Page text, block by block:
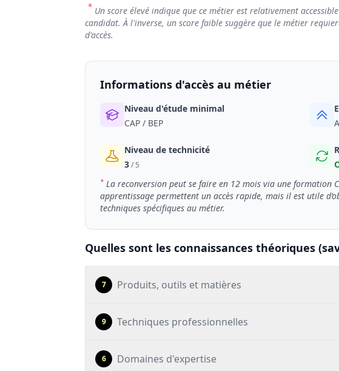
* Un score élevé indique que ce métier est relativement
candidat. À l'inverse, un score faible suggère que le métier
d'accès.
Informations d'accès au métier
Niveau d'étude minimal
CAP / BEP
Niveau de technicité
3/ 5
* La reconversion peut se faire en 12 mois via une formation
apprentissage permettent un accès rapide, mais il est utile
techniques spécifiques au métier.
Quelles sont les connaissances théoriques
7 Produits, outils et matières
9 Techniques professionnelles
6 Domaines d'expertise